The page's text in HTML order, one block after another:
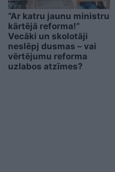
“Ar katru jaunu ministru
kārtējā reforma!”
Vecāki un skolotāji
neslēpj dusmas – vai
vērtējumu reforma
uzlabos atzīmes?